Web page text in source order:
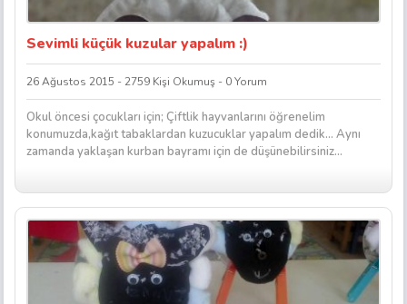
Sevimli küçük kuzular yapalım :)
26 Ağustos 2015 - 2759 Kişi Okumuş - 0 Yorum
Okul öncesi çocukları için; Çiftlik hayvanlarını öğrenelim
konumuzda,kağıt tabaklardan kuzucuklar yapalım dedik… Aynı
zamanda yaklaşan kurban bayramı için de düşünebilirsiniz...